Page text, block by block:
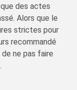
des actes
Alors que le
strictes pour
recommandé
ne pas faire